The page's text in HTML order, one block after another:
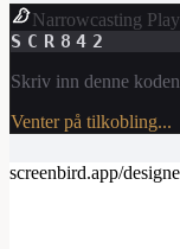
Narrowcasting
SCR842
Skriv inn denne
Venter på tilkobling...
screenbird.app/